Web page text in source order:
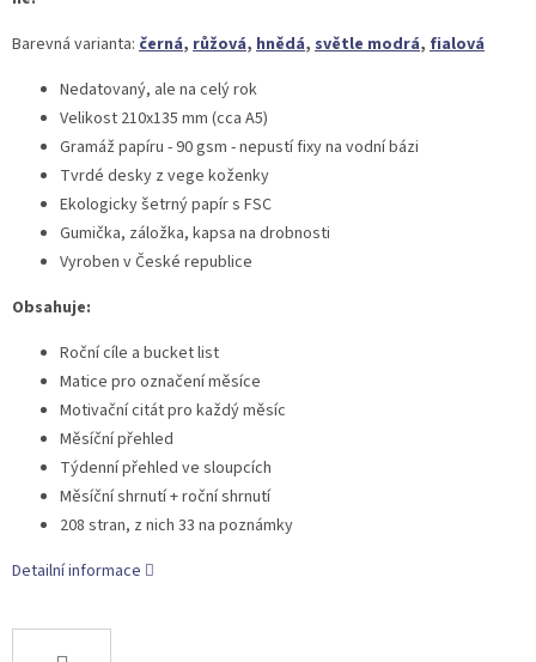
Barevná varianta: černá, růžová, hnědá, světle modrá, fialová
Nedatovaný, ale na celý rok
Velikost 210x135 mm (cca A5)
Gramáž papíru - 90 gsm - nepustí fixy na vodní bázi
Tvrdé desky z vege koženky
Ekologicky šetrný papír s FSC
Gumička, záložka, kapsa na drobnosti
Vyroben v České republice
Obsahuje:
Roční cíle a bucket list
Matice pro označení měsíce
Motivační citát pro každý měsíc
Měsíční přehled
Týdenní přehled ve sloupcích
Měsíční shrnutí + roční shrnutí
208 stran, z nich 33 na poznámky
Detailní informace